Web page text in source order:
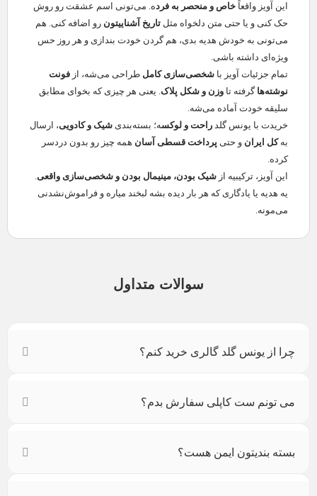
این آویز واقعاً خاص و منحصر به فرده. می‌تونی اسم عشقت رو روش
حک کنی و یا حتی متن دلخواه مثل تاریخ آشناییتون رو اضافه کنی. هم
می‌تونی به خودش هدیه بدی، هم گردن خودت بندازی و هر روز حس
ویژه‌ای داشته باشی.
تمام جزئیات آویز با شخصی‌سازی کامل طراحی می‌شه، از فونت
نوشته‌ها گرفته تا وزن و شکل پلاک. یعنی هر چیزی که بخوای مطابق
سلیقه خودت آماده می‌شه.
خریدت با یونس گلد راحت و لوکسه؛ بسته‌بندی شیک و کادویی، ارسال
بهکل ایران و حتی پرداخت قسطی آسان همه چیز رو بدون دردسر
کرده.
این آویز، ترکیبیه از شیک بودن، مینیمال بودن و شخصی‌سازی واقعی.
یه هدیه یا یادگاری که هر بار دیده بشه لبخند میاره و فراموش‌نشدنی
می‌مونه.
سوالات متداول
چرا از یونس گلد گالری خرید کنم؟
می تونم ست کاپلی سفارش بدم؟
بسته بندیتون ایمن هست؟